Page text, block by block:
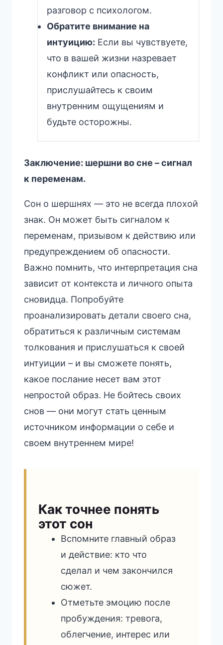
разговор с психологом.
Обратите внимание на
интуицию: Если вы чувствуете,
что в вашей жизни назревает
конфликт или опасность,
прислушайтесь к своим
внутренним ощущениям и
будьте осторожны.
Заключение: шершни во сне – сигнал
к переменам.
Сон о шершнях — это не всегда плохой
знак. Он может быть сигналом к
переменам, призывом к действию или
предупреждением об опасности.
Важно помнить, что интерпретация сна
зависит от контекста и личного опыта
сновидца. Попробуйте
проанализировать детали своего сна,
обратиться к различным системам
толкования и прислушаться к своей
интуиции – и вы сможете понять,
какое послание несет вам этот
непростой образ. Не бойтесь своих
снов — они могут стать ценным
источником информации о себе и
своем внутреннем мире!
Как точнее понять
этот сон
Вспомните главный образ
и действие: кто что
сделал и чем закончился
сюжет.
Отметьте эмоцию после
пробуждения: тревога,
облегчение, интерес или